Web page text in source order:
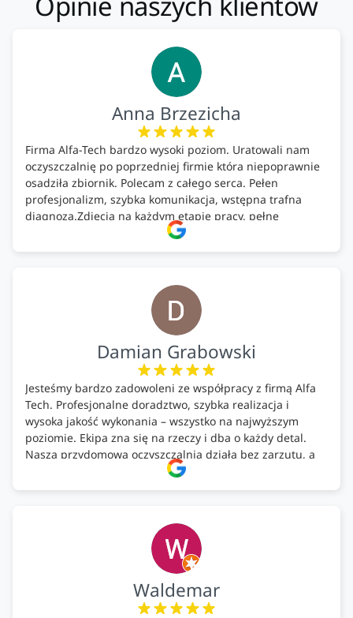
Anna Brzezicha
Firma Alfa-Tech bardzo wysoki poziom. Uratowali nam
oczyszczalnię po poprzedniej firmie która niepoprawnie
osadziła zbiornik. Polecam z całego serca. Pełen
profesjonalizm, szybka komunikacja, wstępna trafna
diagnoza.Zdjęcia na każdym etapie pracy, pełne
doradztwo.Dobrze wyszkoleni i znający się na rzeczy.
Podsumowując ekipa na wysokim poziomie, rzetelna.
Damian Grabowski
Jesteśmy bardzo zadowoleni ze współpracy z firmą Alfa
Tech. Profesjonalne doradztwo, szybka realizacja i
wysoka jakość wykonania – wszystko na najwyższym
poziomie. Ekipa zna się na rzeczy i dba o każdy detal.
Nasza przydomowa oczyszczalnia działa bez zarzutu, a
całość została wykonana zgodnie z terminem i
ustaleniami. Z czystym sumieniem polecamy Alfa Tech
ekologicznych rozwiązań!🍀
Waldemar